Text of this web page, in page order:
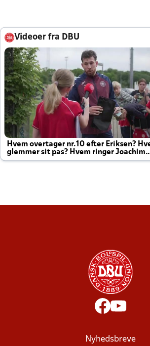
Videoer fra DBU
Hvem overtager nr.10 efter Eriksen?
glemmer sit pas? Hvem ringer Joachim
altid til efter kampe?
Nyhedsbreve